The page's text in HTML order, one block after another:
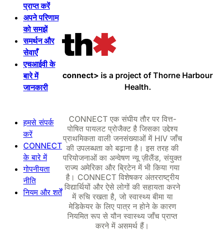
प्राप्त करें
अपने परिणाम
को समझें
समर्थन और
सेवाएँ
एचआईवी के
बारे में
जानकारी
हमसे संपर्क
करें
CONNECT
के बारे में
गोपनीयता
नीति
नियम और शर्तें
connect> is a project of Thorne Harbour
Health.
CONNECT एक संघीय तौर पर वित्त-
पोषित पायलट प्रोजैक्ट है जिसका उद्देश्य
प्राथमिकता वाली जनसंख्याओं में HIV जाँच
की उपलब्धता को बढ़ाना है। इस तरह की
परियोजनाओं का अन्वेषण न्यू ज़ीलैंड, संयुक्त
राज्य अमेरिका और ब्रिटेन में भी किया गया
है। CONNECT विशेषकर अंतरराष्ट्रीय
विद्यार्थियों और ऐसे लोगों की सहायता करने
में रुचि रखता है, जो स्वास्थ्य बीमा या
मेडिकेयर के लिए पात्र न होने के कारण
नियमित रूप से यौन स्वास्थ्य जाँच प्राप्त
करने में असमर्थ हैं।